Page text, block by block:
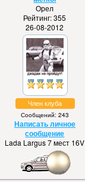
Орел
Рейтинг: 355
26-08-2012
Член клуба
Сообщений: 243
Написать личное
сообщение
Lada Largus 7 мест 16V